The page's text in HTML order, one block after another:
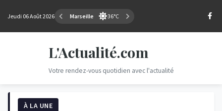
Jeudi 06 Août 2026 Marseille 36°C
L'Actualité.com
Votre rendez-vous quotidien avec l'actualité
À LA UNE